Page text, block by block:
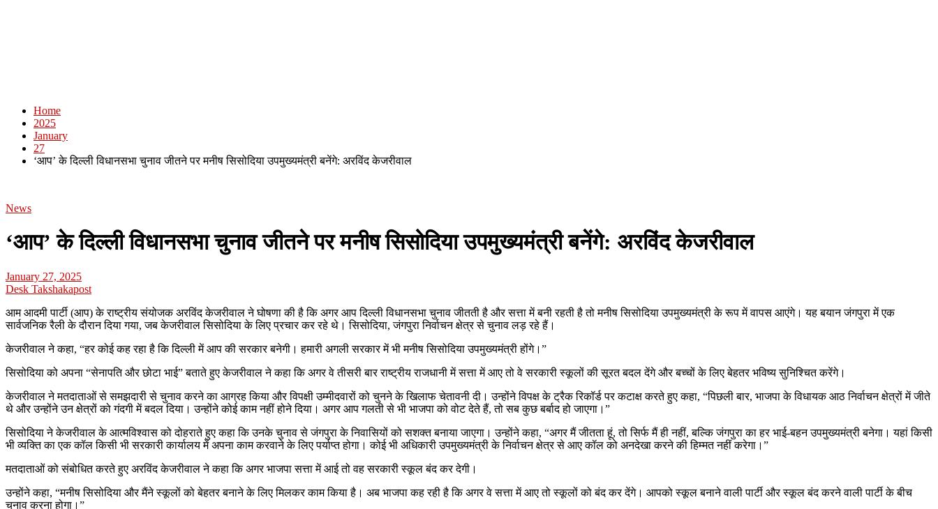
Home
2025
January
27
‘आप’ के दिल्ली विधानसभा चुनाव जीतने पर मनीष सिसोदिया उपमुख्यमंत्री बनेंगे: अरविंद केजरीवाल
News
‘आप’ के दिल्ली विधानसभा चुनाव जीतने पर मनीष सिसोदिया उपमुख्यमंत्री बनेंगे: अरविंद केजरीवाल
January 27, 2025
Desk Takshakapost
आम आदमी पार्टी (आप) के राष्ट्रीय संयोजक अरविंद केजरीवाल ने घोषणा की है कि अगर आप दिल्ली विधानसभा चुनाव जीतती है और सत्ता में बनी रहती है तो मनीष सिसोदिया उपमुख्यमंत्री के रूप में वापस आएंगे। यह बयान जंगपुरा में एक
सार्वजनिक रैली के दौरान दिया गया, जब केजरीवाल सिसोदिया के लिए प्रचार कर रहे थे। सिसोदिया, जंगपुरा निर्वाचन क्षेत्र से चुनाव लड़ रहे हैं।
केजरीवाल ने कहा, “हर कोई कह रहा है कि दिल्ली में आप की सरकार बनेगी। हमारी अगली सरकार में भी मनीष सिसोदिया उपमुख्यमंत्री होंगे।”
सिसोदिया को अपना “सेनापति और छोटा भाई” बताते हुए केजरीवाल ने कहा कि अगर वे तीसरी बार राष्ट्रीय राजधानी में सत्ता में आए तो वे सरकारी स्कूलों की सूरत बदल देंगे और बच्चों के लिए बेहतर भविष्य सुनिश्चित करेंगे।
केजरीवाल ने मतदाताओं से समझदारी से चुनाव करने का आग्रह किया और विपक्षी उम्मीदवारों को चुनने के खिलाफ चेतावनी दी। उन्होंने विपक्ष के ट्रैक रिकॉर्ड पर कटाक्ष करते हुए कहा, “पिछली बार, भाजपा के विधायक आठ निर्वाचन क्षेत्रों में जीते
थे और उन्होंने उन क्षेत्रों को गंदगी में बदल दिया। उन्होंने कोई काम नहीं होने दिया। अगर आप गलती से भी भाजपा को वोट देते हैं, तो सब कुछ बर्बाद हो जाएगा।”
सिसोदिया ने केजरीवाल के आत्मविश्वास को दोहराते हुए कहा कि उनके चुनाव से जंगपुरा के निवासियों को सशक्त बनाया जाएगा। उन्होंने कहा, “अगर मैं जीतता हूं, तो सिर्फ मैं ही नहीं, बल्कि जंगपुरा का हर भाई-बहन उपमुख्यमंत्री बनेगा। यहां किसी
भी व्यक्ति का एक कॉल किसी भी सरकारी कार्यालय में अपना काम करवाने के लिए पर्याप्त होगा। कोई भी अधिकारी उपमुख्यमंत्री के निर्वाचन क्षेत्र से आए कॉल को अनदेखा करने की हिम्मत नहीं करेगा।”
मतदाताओं को संबोधित करते हुए अरविंद केजरीवाल ने कहा कि अगर भाजपा सत्ता में आई तो वह सरकारी स्कूल बंद कर देगी।
उन्होंने कहा, “मनीष सिसोदिया और मैंने स्कूलों को बेहतर बनाने के लिए मिलकर काम किया है। अब भाजपा कह रही है कि अगर वे सत्ता में आए तो स्कूलों को बंद कर देंगे। आपको स्कूल बनाने वाली पार्टी और स्कूल बंद करने वाली पार्टी के बीच
चुनाव करना होगा।”